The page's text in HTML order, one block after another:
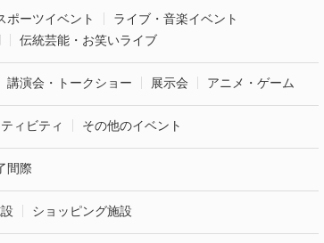
ポーツイベント
ライブ・音楽イベント
伝統芸能・お笑いライブ
講演会・トークショー 展示会 アニメ・ゲーム
ィビティ その他のイベント
間際
ショッピング施設